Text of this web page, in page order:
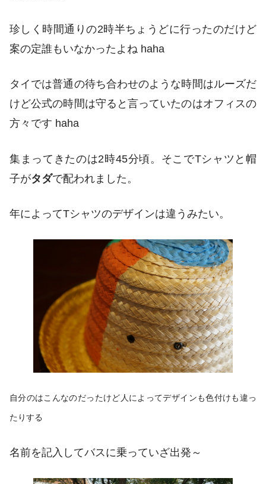
珍しく時間通りの2時半ちょうどに行ったのだけど
案の定誰もいなかった よね haha
タイでは普通の待ち合わせのような時間はルーズだ
けど公式の時間は守ると言っていたのはオフィスの
方々です haha
集まってきたのは2時45分頃。そこでTシャツと帽
子がタダで配われました 。
年によってTシャツのデザインは違うみたい。
自分のはこんなのだったけど人によってデザインも色付けも違っ
たりする
名前を記入してバスに乗っていざ出発～